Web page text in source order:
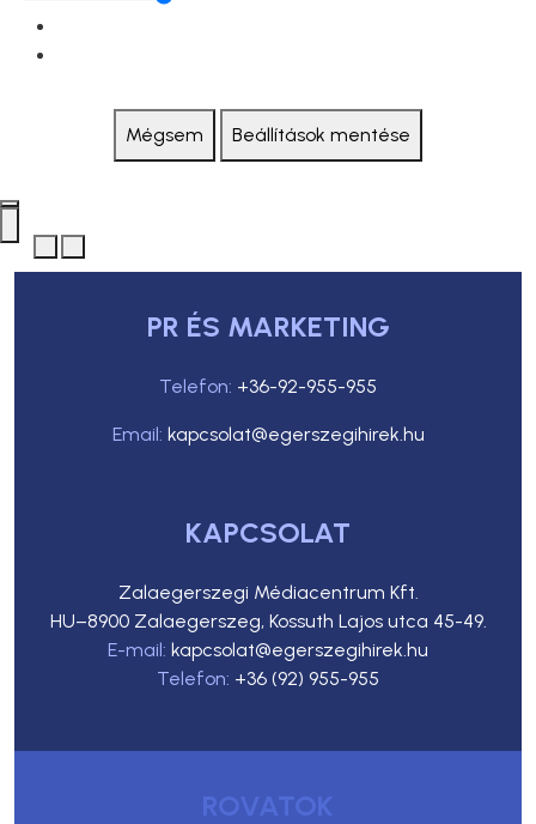
Mégsem Beállítások mentése
PR ÉS MARKETING
Telefon: +36-92-955-955
Email: kapcsolat@egerszegihirek.hu
KAPCSOLAT
Zalaegerszegi Médiacentrum Kft.
HU–8900 Zalaegerszeg, Kossuth Lajos utca 45-49.
E-mail: kapcsolat@egerszegihirek.hu
Telefon: +36 (92) 955-955
ROVATOK